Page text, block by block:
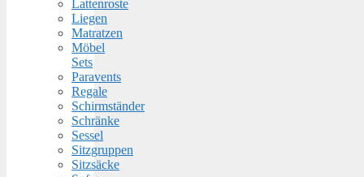
Lattenroste
Liegen
Matratzen
Möbel
Sets
Paravents
Regale
Schirmständer
Schränke
Sessel
Sitzgruppen
Sitzsäcke